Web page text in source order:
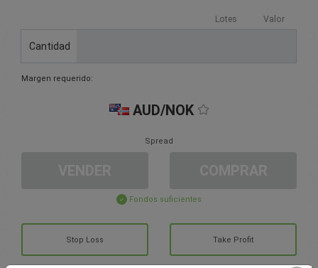
Lotes Valor
Cantidad
Margen requerido:
AUD/NOK
Spread
Fondos suficientes
Stop Loss Take Profit